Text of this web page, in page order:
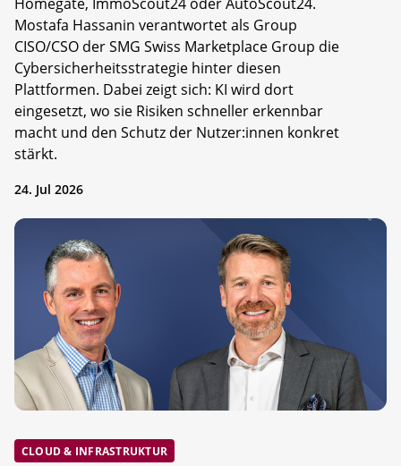
Mostafa Hassanin verantwortet als Group
CISO/CSO der SMG Swiss Marketplace Group die
Cybersicherheitsstrategie hinter diesen
Plattformen. Dabei zeigt sich: KI wird dort
eingesetzt, wo sie Risiken schneller erkennbar
macht und den Schutz der Nutzer:innen konkret
stärkt.
24. Jul 2026
CLOUD & INFRASTRUKTUR